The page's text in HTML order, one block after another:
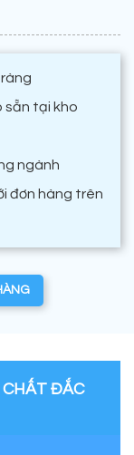
sẵn tại kho
ngành
đơn hàng trên
ĐẮC